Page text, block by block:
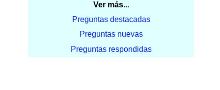
Ver más...
Preguntas destacadas
Preguntas nuevas
Preguntas respondidas